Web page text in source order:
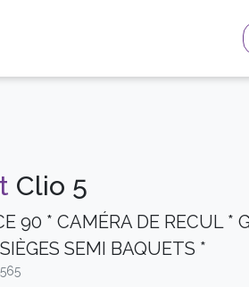
Clio 5
90 * CAMÉRA DE RECUL *
SEMI BAQUETS *